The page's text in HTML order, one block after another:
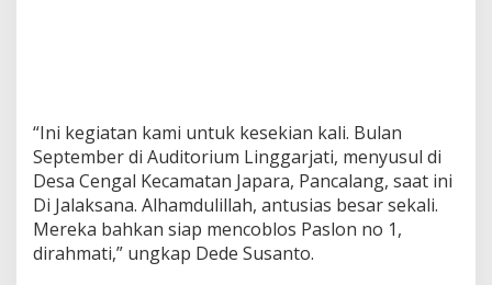
“Ini kegiatan kami untuk kesekian kali. Bulan
September di Auditorium Linggarjati, menyusul di
Desa Cengal Kecamatan Japara, Pancalang, saat ini
Di Jalaksana. Alhamdulillah, antusias besar sekali.
Mereka bahkan siap mencoblos Paslon no 1,
dirahmati,” ungkap Dede Susanto.